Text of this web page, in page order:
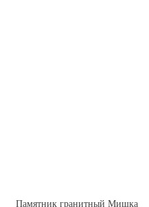
Памятник гранитный Мишка